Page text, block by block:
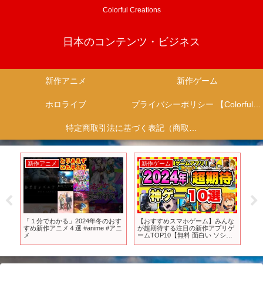
Colorful Creations
日本のコンテンツ・ビジネス
新作アニメ 新作ゲーム
ホロライブ プライバシーポリシー 【Colorful Creation】
特定商取引法に基づく表記（商取引に関する開示）
新作アニメ
「１分でわかる」2024年冬のおす
すめ新作アニメ４選 #anime #アニ
メ
新作ゲーム
【おすすめスマホゲーム】みんな
が超期待する注目の新作アプリゲ
ームTOP10【無料 面白い ソシャ